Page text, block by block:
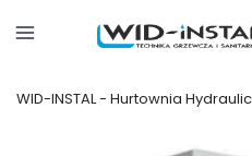
WID-INSTAL - Hurtownia